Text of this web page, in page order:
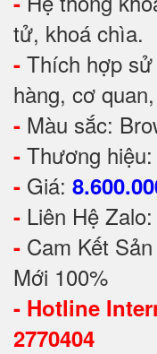
tử, khoá chìa.
- Thích hợp
hàng, cơ
- Màu sắc:
- Thương
- Giá:
- Liên Hệ
- Cam Kết
Mới 100%
- Hotline
2770404